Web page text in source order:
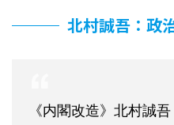
北村誠吾：政
《内閣改造》北村誠